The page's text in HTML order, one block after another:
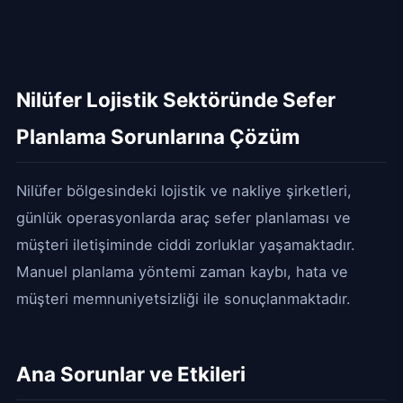
Nilüfer Lojistik Sektöründe Sefer
Planlama Sorunlarına Çözüm
Nilüfer bölgesindeki lojistik ve nakliye şirketleri,
günlük operasyonlarda araç sefer planlaması ve
müşteri iletişiminde ciddi zorluklar yaşamaktadır.
Manuel planlama yöntemi zaman kaybı, hata ve
müşteri memnuniyetsizliği ile sonuçlanmaktadır.
Ana Sorunlar ve Etkileri